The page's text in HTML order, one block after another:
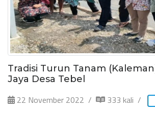
Tradisi Turun Tanam
Jaya Desa Tebel
22 November 2022
333 kali